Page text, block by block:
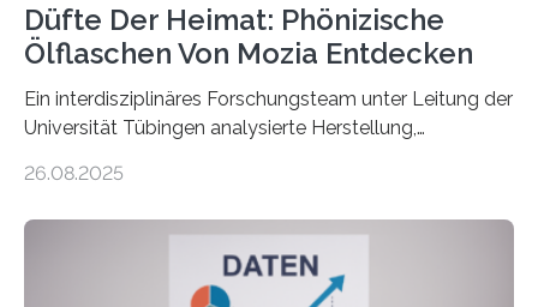
Düfte Der Heimat: Phönizische
Ölflaschen Von Mozia Entdecken
Ein interdisziplinäres Forschungsteam unter Leitung der
Universität Tübingen analysierte Herstellung,
aus der phönizischen Siedlung Mozia, vor der Küste
Rolle von Düften für die Identitätsbildung, die
Erinnerungskultur sowie den interkulturellen Austausch
26.08.2025